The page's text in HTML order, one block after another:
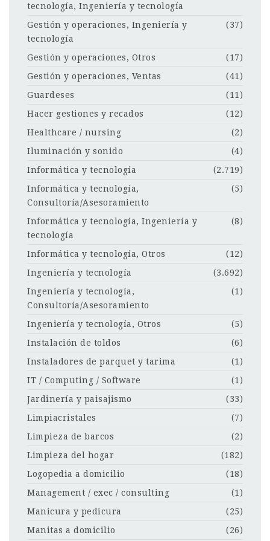
tecnología, Ingeniería y tecnología
Gestión y operaciones, Ingeniería y
tecnología
(37)
Gestión y operaciones, Otros
(17)
Gestión y operaciones, Ventas
(41)
Guardeses
(11)
Hacer gestiones y recados
(12)
Healthcare / nursing
(2)
Iluminación y sonido
(4)
Informática y tecnología
(2.719)
Informática y tecnología,
Consultoría/Asesoramiento
(5)
Informática y tecnología, Ingeniería y
tecnología
(8)
Informática y tecnología, Otros
(12)
Ingeniería y tecnología
(3.692)
Ingeniería y tecnología,
Consultoría/Asesoramiento
(1)
Ingeniería y tecnología, Otros
(5)
Instalación de toldos
(6)
Instaladores de parquet y tarima
(1)
IT / Computing / Software
(1)
Jardinería y paisajismo
(33)
Limpiacristales
(7)
Limpieza de barcos
(2)
Limpieza del hogar
(182)
Logopedia a domicilio
(18)
Management / exec / consulting
(1)
Manicura y pedicura
(25)
Manitas a domicilio
(26)